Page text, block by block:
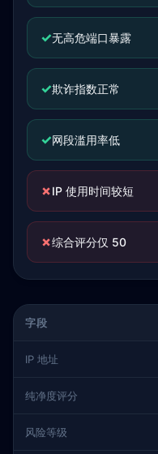
✓无高危端口暴露
✓欺诈指数正常
✓网段滥用率低
✗IP 使用时间较短
✗综合评分仅 50
字段
IP 地址
纯净度评分
风险等级